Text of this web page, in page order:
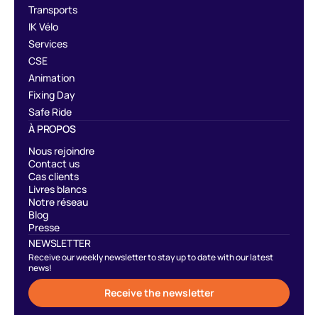
Transports
IK Vélo
Services
CSE
Animation
Fixing Day
Safe Ride
À PROPOS
Nous rejoindre
Contact us
Cas clients
Livres blancs
Notre réseau
Blog
Presse
NEWSLETTER
Receive our weekly newsletter to stay up to date with our latest
news!
Receive the newsletter